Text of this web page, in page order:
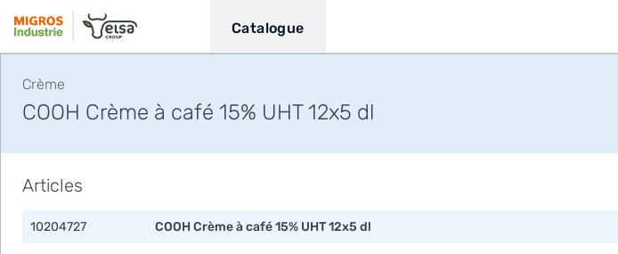
Catalogue
Crème
COOH Crème à café 15% UHT 12x5 dl
Articles
10204727 COOH Crème à café 15% UHT 12x5 dl